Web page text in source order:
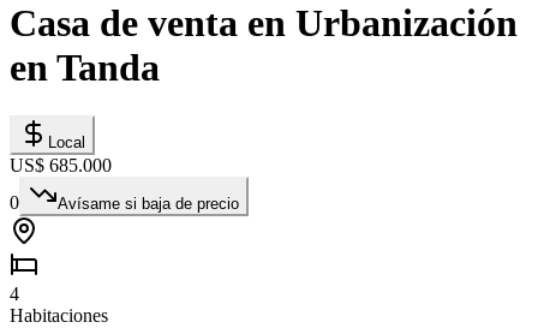
Casa de venta en Urbanización
en Tanda
Local
US$ 685.000
0
Avísame si baja de precio
4
Habitaciones